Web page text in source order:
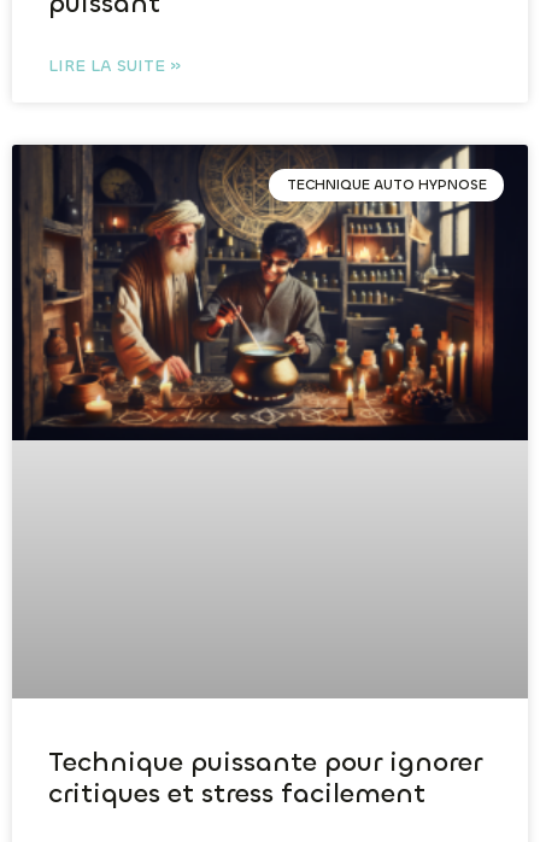
LIRE LA SUITE »
TECHNIQUE AUTO HYPNOSE
Technique puissante pour ignorer
critiques et stress facilement